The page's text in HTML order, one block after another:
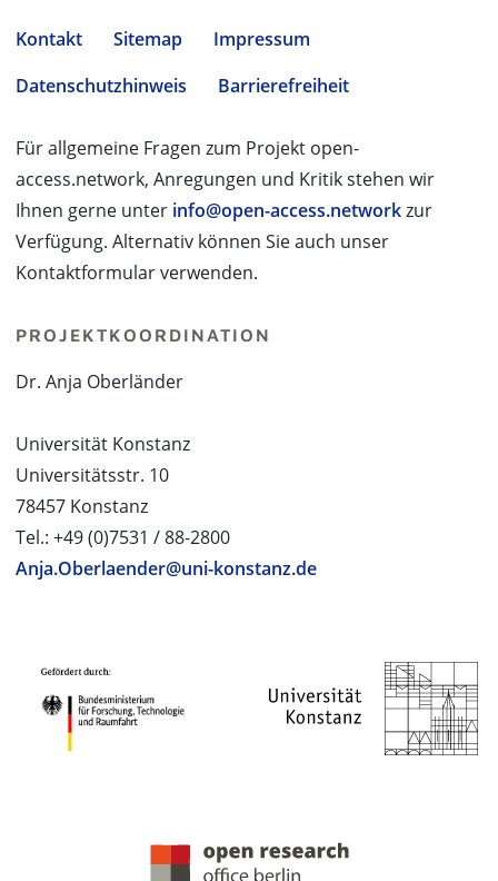
Kontakt Sitemap
Impressum
Datenschutzhinweis
Barrierefreiheit
Für allgemeine Fragen zum Projekt open-
access.network, Anregungen und Kritik stehen wir
Ihnen gerne unter info@open-access.networkzur
Verfügung. Alternativ können Sie auch unser
Kontaktformular verwenden.
PROJEKTKOORDINATION
Dr. Anja Oberländer
Universität Konstanz
Universitätsstr. 10
78457 Konstanz
Tel.: +49 (0)7531 / 88-2800
Anja.Oberlaender@uni-konstanz.de